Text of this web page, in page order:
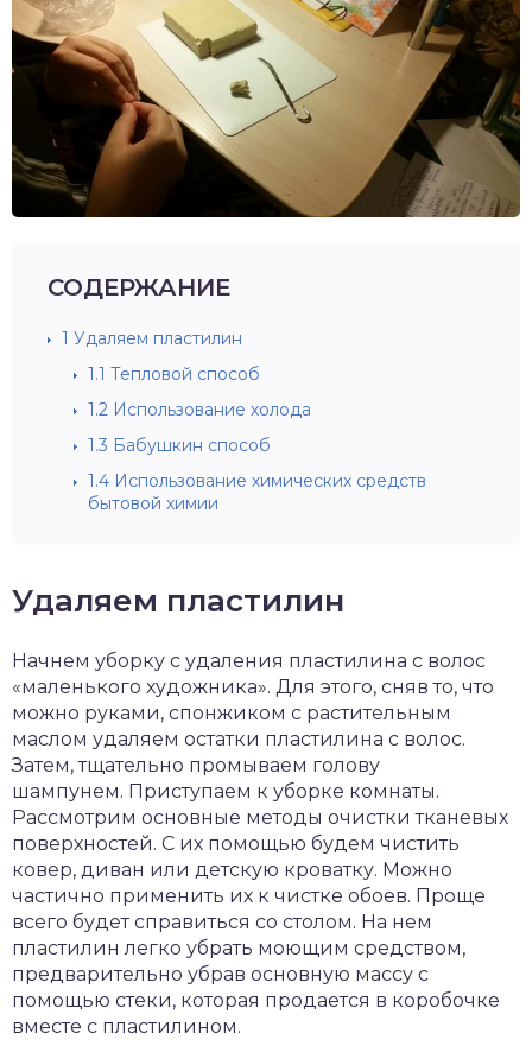
СОДЕРЖАНИЕ
1 Удаляем пластилин
1.1 Тепловой способ
1.2 Использование холода
1.3 Бабушкин способ
1.4 Использование химических средств
бытовой химии
Удаляем пластилин
Начнем уборку с удаления пластилина с волос
«маленького художника». Для этого, сняв то, что
можно руками, спонжиком с растительным
маслом удаляем остатки пластилина с волос.
Затем, тщательно промываем голову
шампунем. Приступаем к уборке комнаты.
Рассмотрим основные методы очистки тканевых
поверхностей. С их помощью будем чистить
ковер, диван или детскую кроватку. Можно
частично применить их к чистке обоев. Проще
всего будет справиться со столом. На нем
пластилин легко убрать моющим средством,
предварительно убрав основную массу с
помощью стеки, которая продается в коробочке
вместе с пластилином.